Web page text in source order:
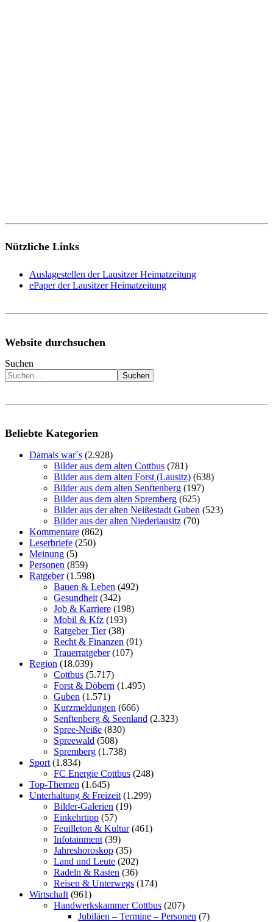
Nützliche Links
Auslagestellen der Lausitzer Heimatzeitung
ePaper der Lausitzer Heimatzeitung
Website durchsuchen
Suchen
Suchen
Beliebte Kategorien
Damals war´s (2.928)
Bilder aus dem alten Cottbus (781)
Bilder aus dem alten Forst (Lausitz) (638)
Bilder aus dem alten Senftenberg (197)
Bilder aus dem alten Spremberg (625)
Bilder aus der alten Neißestadt Guben (523)
Bilder aus der alten Niederlausitz (70)
Kommentare (862)
Leserbriefe (250)
Meinung (5)
Personen (859)
Ratgeber(1.598)
Bauen & Leben (492)
Gesundheit (342)
Job & Karriere (198)
Mobil & Kfz (193)
Ratgeber Tier(38)
Recht & Finanzen (91)
Trauerratgeber(107)
Region (18.039)
Cottbus (5.717)
Forst & Döbern (1.495)
Guben (1.571)
Kurzmeldungen (666)
Senftenberg & Seenland (2.323)
Spree-Neiße (830)
Spreewald (508)
Spremberg (1.738)
Sport (1.834)
FC Energie Cottbus (248)
Top-Themen (1.645)
Unterhaltung & Freizeit (1.299)
Bilder-Galerien (19)
Einkehrtipp (57)
Feuilleton & Kultur(461)
Infotainment (39)
Jahreshoroskop (35)
Land und Leute (202)
Radeln & Rasten (36)
Reisen & Unterwegs (174)
Wirtschaft (961)
Handwerkskammer Cottbus (207)
Jubiläen – Termine – Personen (7)